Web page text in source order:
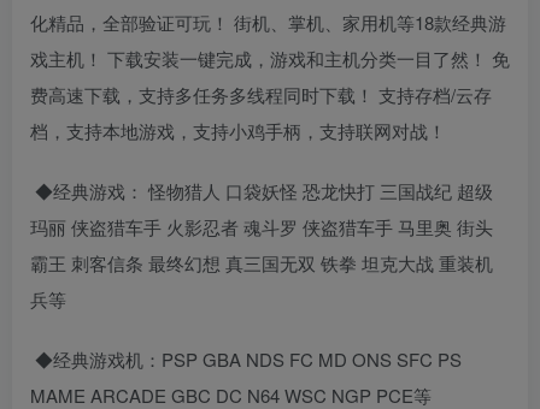
化精品，全部验证可玩！ 街机、掌机、家用机等18款经典游
戏主机！ 下载安装一键完成，游戏和主机分类一目了然！ 免
费高速下载，支持多任务多线程同时下载！ 支持存档/云存
档，支持本地游戏，支持小鸡手柄，支持联网对战！
◆经典游戏： 怪物猎人 口袋妖怪 恐龙快打 三国战纪 超级
玛丽 侠盗猎车手 火影忍者 魂斗罗 侠盗猎车手 马里奥 街头
霸王 刺客信条 最终幻想 真三国无双 铁拳 坦克大战 重装机
兵等
◆经典游戏机：PSP GBA NDS FC MD ONS SFC PS
MAME ARCADE GBC DC N64 WSC NGP PCE等